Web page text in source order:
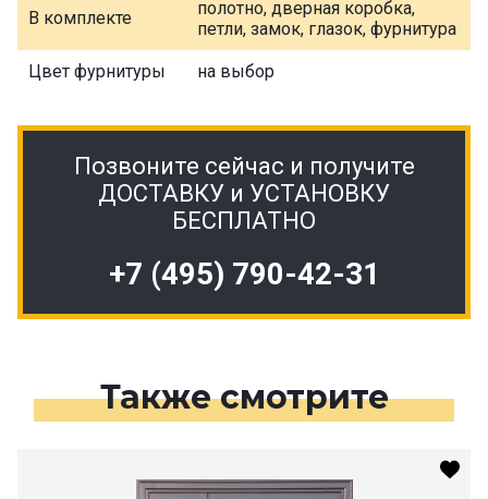
В комплекте
полотно, дверная коробка,
петли, замок, глазок, фурнитура
Цвет фурнитуры на выбор
Позвоните сейчас и получите
ДОСТАВКУ и УСТАНОВКУ
БЕСПЛАТНО
+7 (495) 790-42-31
Также смотрите